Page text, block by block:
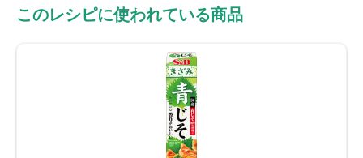
このレシピに使われている商品